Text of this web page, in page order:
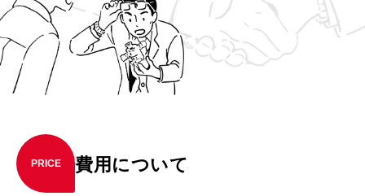
PRICE 費用について